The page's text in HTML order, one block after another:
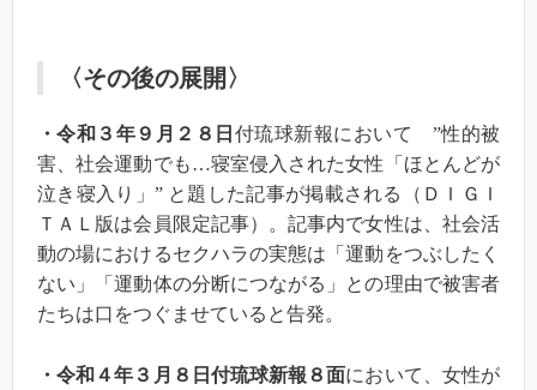
〈その後の展開〉
・令和３年９月２８日 付琉球新報において ”性的被
害、社会運動でも…寝室侵入された女性「ほとんどが
泣き寝入り」” と題した記事が掲載される（ＤＩＧＩ
ＴＡＬ版は会員限定記事）。記事内で女性は、社会活
動の場におけるセクハラの実態は「運動をつぶしたく
ない」「運動体の分断につながる」との理由で被害者
たちは口をつぐませていると告発。
・令和４年３月８日付琉球新報８面において、女性が